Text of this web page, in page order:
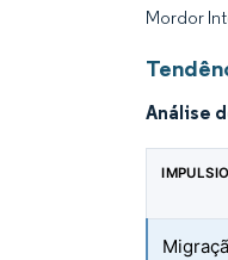
Mordor
Análise